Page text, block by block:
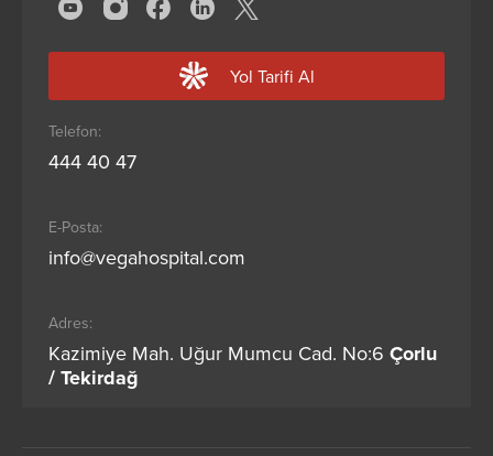
Yol Tarifi Al
Telefon:
444 40 47
E-Posta:
info@vegahospital.com
Adres:
Kazimiye Mah. Uğur Mumcu Cad. No:6 Çorlu
/ Tekirdağ